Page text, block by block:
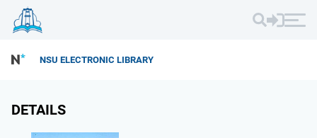
NSU ELECTRONIC LIBRARY
DETAILS